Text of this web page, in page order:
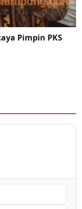
Pimpin PKS